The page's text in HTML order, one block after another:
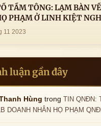
TẦM TÔNG: LẠM BÀN
PHẠM Ở LINH KIỆT
11 2023
luận gần đây
Hùng trongTIN QNĐN:
DOANH NHÂN HỌ PHẠM